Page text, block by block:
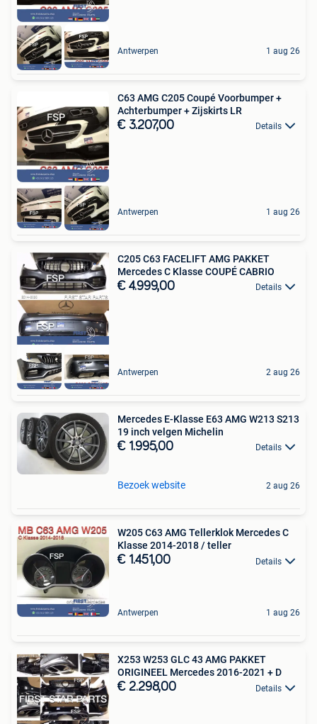
Antwerpen 1 aug 26
C63 AMG C205 Coupé Voorbumper +
Achterbumper + Zijskirts LR
€ 3.207,00 Details
Antwerpen 1 aug 26
C205 C63 FACELIFT AMG PAKKET
Mercedes C Klasse COUPÉ CABRIO
€ 4.999,00 Details
Antwerpen 2 aug 26
Mercedes E-Klasse E63 AMG W213 S213
19 inch velgen Michelin
€ 1.995,00 Details
Bezoek website 2 aug 26
W205 C63 AMG Tellerklok Mercedes C
Klasse 2014-2018 / teller
€ 1.451,00 Details
Antwerpen 1 aug 26
X253 W253 GLC 43 AMG PAKKET
ORIGINEEL Mercedes 2016-2021 + D
€ 2.298,00 Details